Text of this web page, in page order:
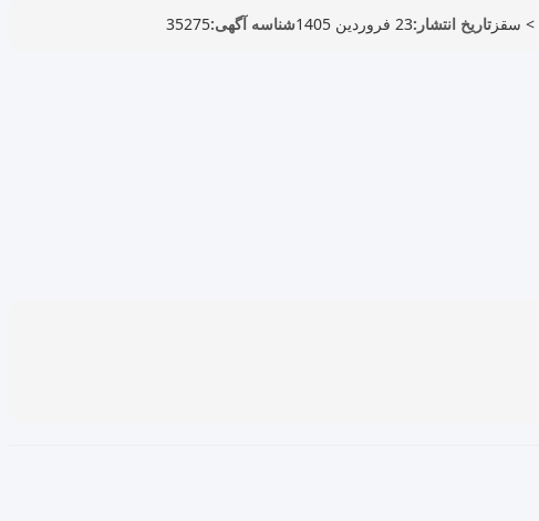
> سقز تاریخ انتشار:23 فروردین 1405 شناسه آگهی:35275